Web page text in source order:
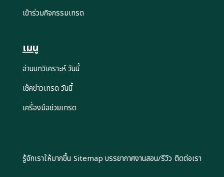
เข้าร่วมกิจกรรมเทรด
เมนู
อ่านบทวิเคราะห์ วันนี้
เช็คข่าวเทรด วันนี้
เครื่องมือช่วยเทรด
รู้จักเราให้มากขึ้น Sitemap บรรยากาศงานสอน/รีวิว ติดต่อเรา